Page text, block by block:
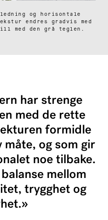
og horisontale
endres gradvis med
med den grå teglen.
har strenge
med de rette
formidle
og som gir
noe tilbake.
mellom
trygghet og